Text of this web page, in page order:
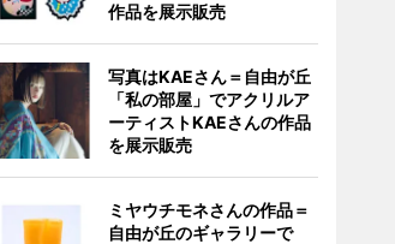
作品を展示販売
写真はKAEさん＝自由が丘
「私の部屋」でアクリルア
ーティストKAEさんの作品
を展示販売
ミヤウチモネさんの作品＝
自由が丘のギャラリーで